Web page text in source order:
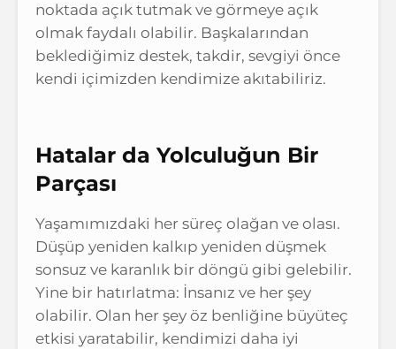
noktada açık tutmak ve görmeye açık
olmak faydalı olabilir. Başkalarından
beklediğimiz destek, takdir, sevgiyi önce
kendi içimizden kendimize akıtabiliriz.
Hatalar da Yolculuğun Bir
Parçası
Yaşamımızdaki her süreç olağan ve olası.
Düşüp yeniden kalkıp yeniden düşmek
sonsuz ve karanlık bir döngü gibi gelebilir.
Yine bir hatırlatma: İnsanız ve her şey
olabilir. Olan her şey öz benliğine büyüteç
etkisi yaratabilir, kendimizi daha iyi